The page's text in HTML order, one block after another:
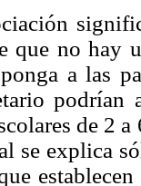
que no hay
a las
podrían
de 2
se explica